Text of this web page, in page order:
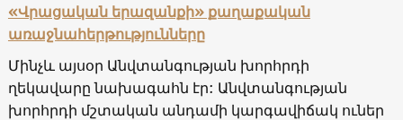
«Վրացական երազանքի» քաղաքական
առաջնահերթությունները
Մինչև այսօր Անվտանգության խորհրդի
ղեկավարը նախագահն էր: Անվտանգության
խորհրդի մշտական անդամի կարգավիճակ ուներ